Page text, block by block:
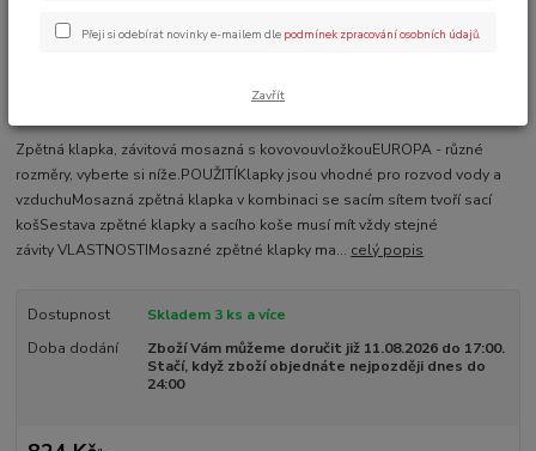
Zpětná klapka, závitová mosazná s kovovouvložkouEUROPA - různé
rozměry, vyberte si níže.POUŽITÍKlapky jsou vhodné pro rozvod vody a
vzduchuMosazná zpětná klapka v kombinaci se sacím sítem tvoří sací
košSestava zpětné klapky a sacího koše musí mít vždy stejné
závity VLASTNOSTIMosazné zpětné klapky ma... celý popis
Dostupnost
Skladem 3 ks a více
Doba dodání
Zboží Vám můžeme doručit již 11.08.2026 do 17:00.
Stačí, když zboží objednáte nejpozději dnes do
24:00
Přeji si odebírat novinky e-mailem dle podmínek zpracování osobních údajů
Zavřít